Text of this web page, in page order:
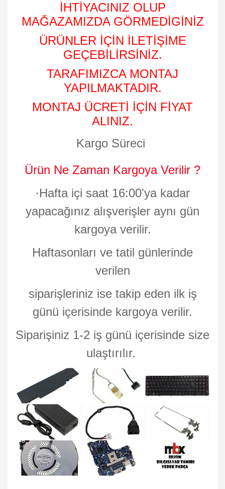
İHTİYACINIZ OLUP
MAĞAZAMIZDA GÖRMEDİGİNİZ
ÜRÜNLER İÇİN İLETİŞİME
GEÇEBİLİRSİNİZ.
TARAFIMIZCA MONTAJ
YAPILMAKTADIR.
MONTAJ ÜCRETİ İÇİN FİYAT
ALINIZ.
Kargo Süreci
Ürün Ne Zaman Kargoya Verilir ?
·Hafta içi saat 16:00'ya kadar
yapacağınız alışverişler aynı gün
kargoya verilir.
Haftasonları ve tatil günlerinde
verilen
siparişleriniz ise takip eden ilk iş
günü içerisinde kargoya verilir.
Siparişiniz 1-2 iş günü içerisinde size
ulaştırılır.